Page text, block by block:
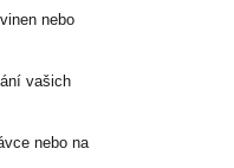
nebo
vašich
nebo na